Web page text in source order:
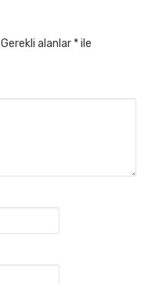
Gerekli alanlar *ile